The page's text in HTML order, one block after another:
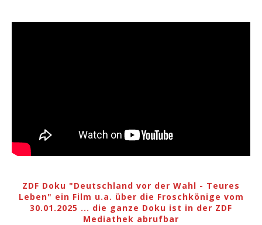
ZDF Doku "Deutschland vor der Wahl - Teures
Leben" ein Film u.a. über die Froschkönige vom
30.01.2025 ... die ganze Doku ist in der ZDF
Mediathek abrufbar